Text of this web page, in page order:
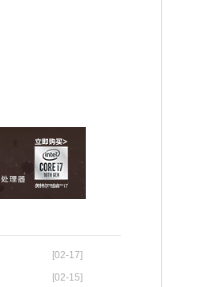
[02-17]
[02-15]